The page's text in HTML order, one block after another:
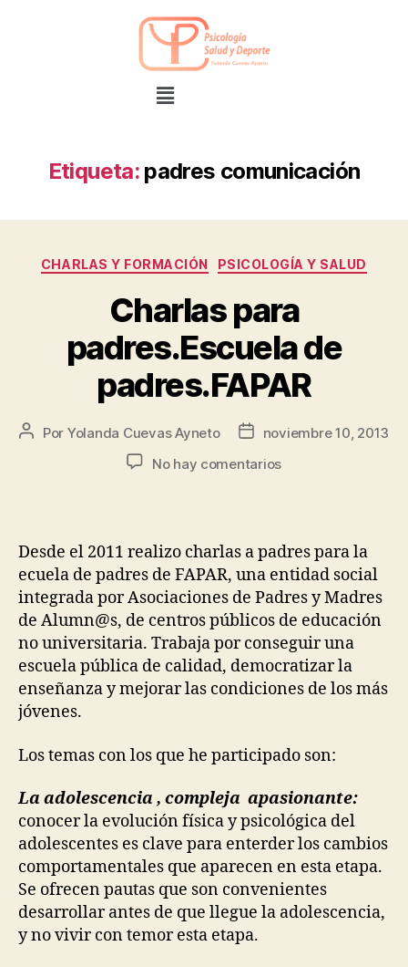
Etiqueta: padres comunicación
CHARLAS Y FORMACIÓN PSICOLOGÍA Y SALUD
Charlas para
padres.Escuela de
padres.FAPAR
Por Yolanda Cuevas Ayneto
noviembre 10, 2013
No hay comentarios
Desde el 2011 realizo charlas a padres para la
ecuela de padres de FAPAR, una entidad social
integrada por Asociaciones de Padres y Madres
de Alumn@s, de centros públicos de educación
no universitaria. Trabaja por conseguir una
escuela pública de calidad, democratizar la
enseñanza y mejorar las condiciones de los más
jóvenes.
Los temas con los que he participado son:
La adolescencia , compleja apasionante:
conocer la evolución física y psicológica del
adolescentes es clave para enterder los cambios
comportamentales que aparecen en esta etapa.
Se ofrecen pautas que son convenientes
desarrollar antes de que llegue la adolescencia,
y no vivir con temor esta etapa.